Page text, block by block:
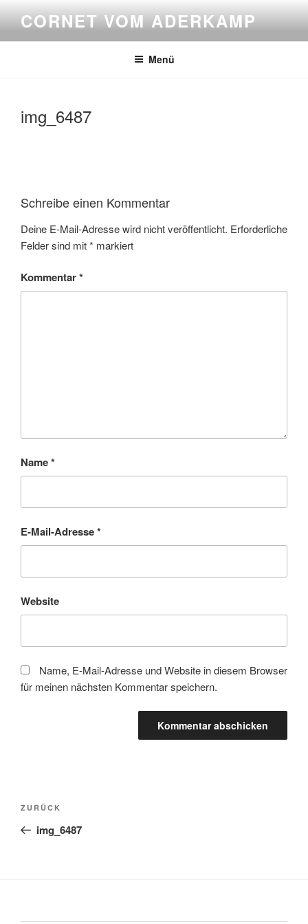
Inhalt
springen
CORNET VOM ADERKAMP
Menü
img_6487
Schreibe einen Kommentar
Deine E-Mail-Adresse wird nicht veröffentlicht. Erforderliche
Felder sind mit* markiert
Kommentar*
Name*
E-Mail-Adresse*
Website
Name, E-Mail-Adresse und Website in diesem Browser
für meinen nächsten Kommentar speichern.
Beitragsnavigation
Vorheriger
Beitrag
ZURÜCK
img_6487